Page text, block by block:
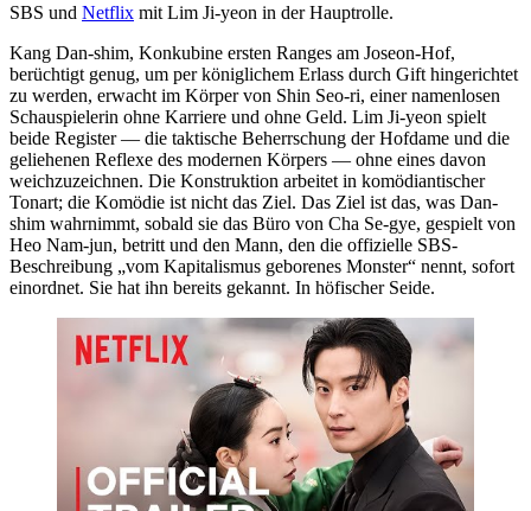
SBS und Netflix mit Lim Ji-yeon in der Hauptrolle.
Kang Dan-shim, Konkubine ersten Ranges am Joseon-Hof,
berüchtigt genug, um per königlichem Erlass durch Gift hingerichtet
zu werden, erwacht im Körper von Shin Seo-ri, einer namenlosen
Schauspielerin ohne Karriere und ohne Geld. Lim Ji-yeon spielt
beide Register — die taktische Beherrschung der Hofdame und die
geliehenen Reflexe des modernen Körpers — ohne eines davon
weichzuzeichnen. Die Konstruktion arbeitet in komödiantischer
Tonart; die Komödie ist nicht das Ziel. Das Ziel ist das, was Dan-
shim wahrnimmt, sobald sie das Büro von Cha Se-gye, gespielt von
Heo Nam-jun, betritt und den Mann, den die offizielle SBS-
Beschreibung „vom Kapitalismus geborenes Monster“ nennt, sofort
einordnet. Sie hat ihn bereits gekannt. In höfischer Seide.